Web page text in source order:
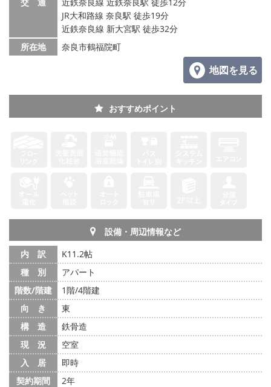
メールでお問い合わせ
JR大和路線 奈良駅 徒歩19分
近鉄奈良線 新大宮駅 徒歩32分
所在地
奈良市鶴福院町
地図を見る
おすすめポイント
設備・周辺情報など
内 訳
K11.2帖
種 別
アパート
階数/階建
1階/4階建
向 き
東
構 造
鉄骨造
現 況
空室
入 居
即時
契約期間
2年